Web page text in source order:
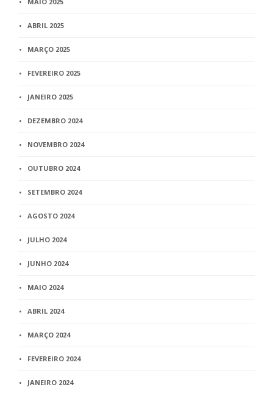
ABRIL 2025
MARÇO 2025
FEVEREIRO 2025
JANEIRO 2025
DEZEMBRO 2024
NOVEMBRO 2024
OUTUBRO 2024
SETEMBRO 2024
AGOSTO 2024
JULHO 2024
JUNHO 2024
MAIO 2024
ABRIL 2024
MARÇO 2024
FEVEREIRO 2024
JANEIRO 2024